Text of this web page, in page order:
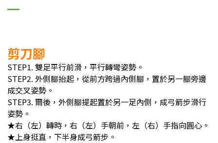
剪刀腳
STEP1. 雙足平行前滑，平行轉彎姿勢。
STEP2. 外側腳抬起，從前方跨過內側腳，置於另一腳旁邊
成交叉姿勢。
STEP3. 爾後，外側腳提起置於另一足內側，成弓箭步滑行
姿勢。
★右（左）轉時，右（左）手朝前，左（右）手指向圓心。
★上身挺直，下半身成弓箭步。